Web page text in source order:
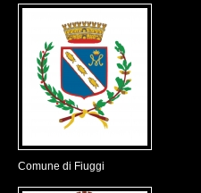
Comune di Fiuggi